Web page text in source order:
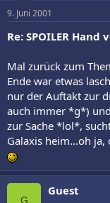
9. Juni 2001
Re: SPOILER Hand
Mal zurück zum
Ende war etwas
nur der Auftakt zur
auch immer *g*)
zur Sache *lol*,
Galaxis heim...oh
G
Guest